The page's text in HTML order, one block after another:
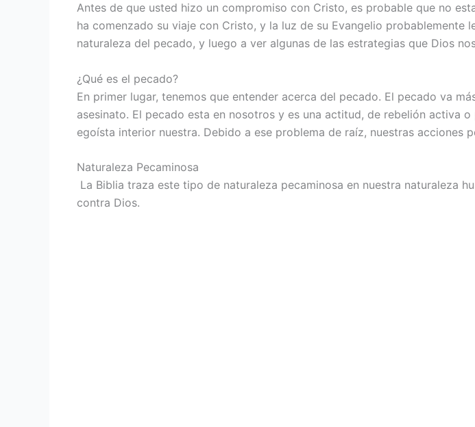
Antes de que usted hizo un compromiso con Cristo, es probable que no
ha comenzado su viaje con Cristo, y la luz de su Evangelio
naturaleza del pecado, y luego a ver algunas de las estrategias que Dios
¿Qué es el pecado?
En primer lugar, tenemos que entender acerca del pecado. El pecado va
asesinato. El pecado esta en nosotros y es una actitud, de rebelión activa
egoísta interior nuestra. Debido a ese problema de raíz, nuestras acciones
Naturaleza Pecaminosa
La Biblia traza este tipo de naturaleza pecaminosa en nuestra naturaleza
contra Dios.